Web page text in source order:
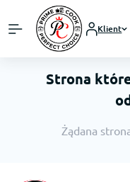
Klient
Strona
Żądana